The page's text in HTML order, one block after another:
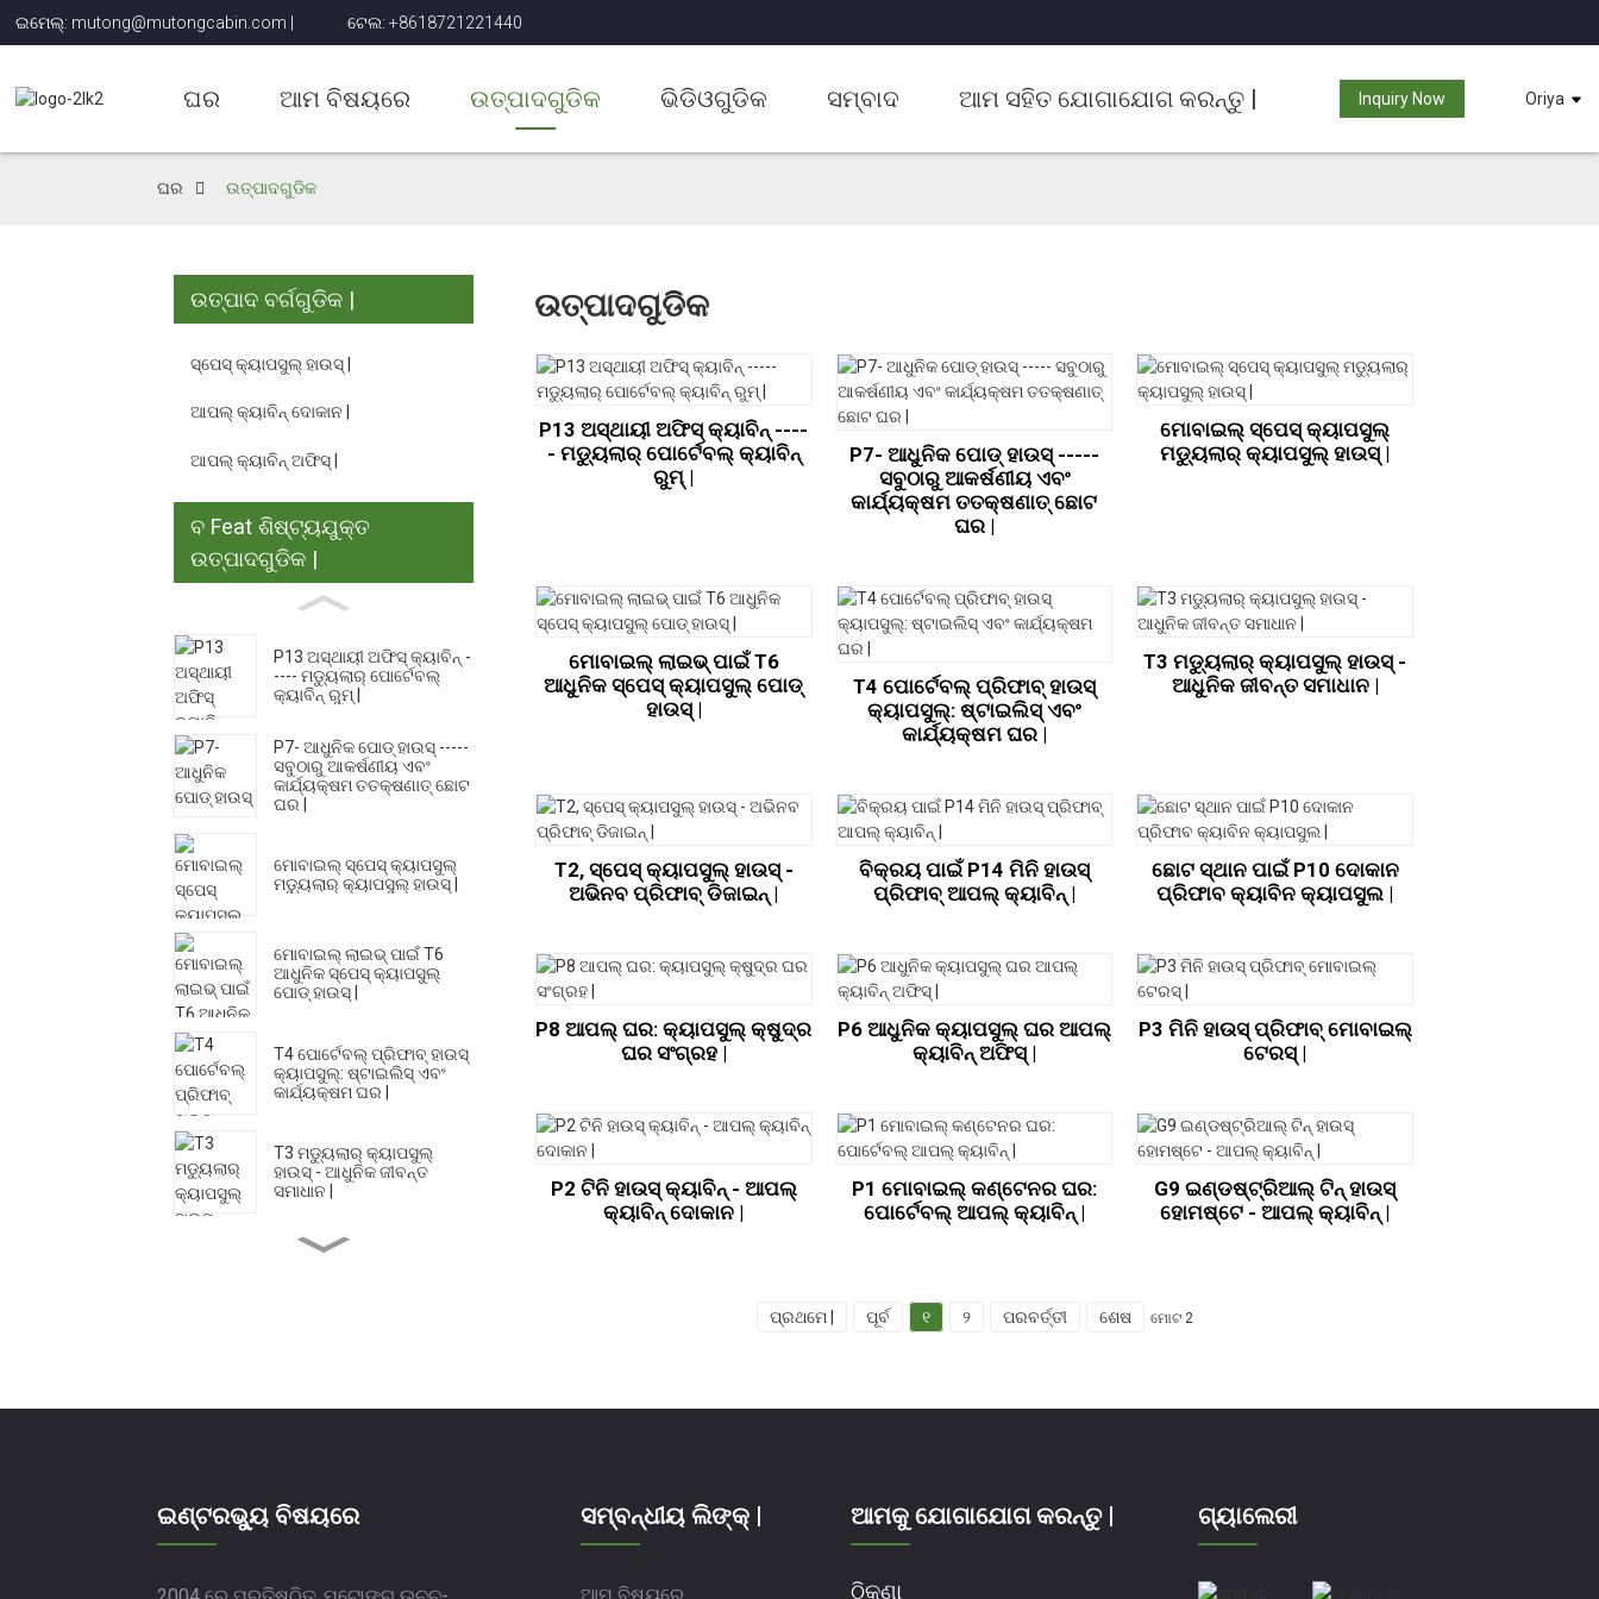
ଇମେଲ୍: mutong@mutongcabin.com | ଟେଲ: +8618721221440
ଘର ଆମ ବିଷୟରେ ଉତ୍ପାଦଗୁଡିକ ଭିଡିଓଗୁଡିକ ସମ୍ବାଦ ଆମ ସହିତ ଯୋଗାଯୋଗ କରନ୍ତୁ | Inquiry Now Oriya
ଘର ଉତ୍ପାଦଗୁଡିକ
ଉତ୍ପାଦ ବର୍ଗଗୁଡିକ |
ସ୍ପେସ୍ କ୍ୟାପସୁଲ୍ ହାଉସ୍ |
ଆପଲ୍ କ୍ୟାବିନ୍ ଦୋକାନ |
ଆପଲ୍ କ୍ୟାବିନ୍ ଅଫିସ୍ |
ବ Feat ଶିଷ୍ଟ୍ୟଯୁକ୍ତ
ଉତ୍ପାଦଗୁଡିକ |
P13 ଅସ୍ଥାୟୀ ଅଫିସ୍ କ୍ୟାବିନ୍ -
---- ମଡ୍ୟୁଲାର୍ ପୋର୍ଟେବଲ୍
କ୍ୟାବିନ୍ ରୁମ୍ |
P7- ଆଧୁନିକ ପୋଡ୍ ହାଉସ୍ -----
ସବୁଠାରୁ ଆକର୍ଷଣୀୟ ଏବଂ
କାର୍ଯ୍ୟକ୍ଷମ ତତକ୍ଷଣାତ୍ ଛୋଟ
ଘର |
ମୋବାଇଲ୍ ସ୍ପେସ୍ କ୍ୟାପସୁଲ୍
ମଡ୍ୟୁଲାର୍ କ୍ୟାପସୁଲ୍ ହାଉସ୍ |
ମୋବାଇଲ୍ ଲାଇଭ୍ ପାଇଁ T6
ଆଧୁନିକ ସ୍ପେସ୍ କ୍ୟାପସୁଲ୍
ପୋଡ୍ ହାଉସ୍ |
T4 ପୋର୍ଟେବଲ୍ ପ୍ରିଫାବ୍ ହାଉସ୍
କ୍ୟାପସୁଲ୍: ଷ୍ଟାଇଲିସ୍ ଏବଂ
କାର୍ଯ୍ୟକ୍ଷମ ଘର |
T3 ମଡ୍ୟୁଲାର୍ କ୍ୟାପସୁଲ୍
ହାଉସ୍ - ଆଧୁନିକ ଜୀବନ୍ତ
ସମାଧାନ |
ଉତ୍ପାଦଗୁଡିକ
P13 ଅସ୍ଥାୟୀ ଅଫିସ୍ କ୍ୟାବିନ୍ ----
- ମଡ୍ୟୁଲାର୍ ପୋର୍ଟେବଲ୍ କ୍ୟାବିନ୍
ରୁମ୍ |
P7- ଆଧୁନିକ ପୋଡ୍ ହାଉସ୍ -----
ସବୁଠାରୁ ଆକର୍ଷଣୀୟ ଏବଂ
କାର୍ଯ୍ୟକ୍ଷମ ତତକ୍ଷଣାତ୍ ଛୋଟ
ଘର |
ମୋବାଇଲ୍ ସ୍ପେସ୍ କ୍ୟାପସୁଲ୍
ମଡ୍ୟୁଲାର୍ କ୍ୟାପସୁଲ୍ ହାଉସ୍ |
ମୋବାଇଲ୍ ଲାଇଭ୍ ପାଇଁ T6
ଆଧୁନିକ ସ୍ପେସ୍ କ୍ୟାପସୁଲ୍ ପୋଡ୍
ହାଉସ୍ |
T4 ପୋର୍ଟେବଲ୍ ପ୍ରିଫାବ୍ ହାଉସ୍
କ୍ୟାପସୁଲ୍: ଷ୍ଟାଇଲିସ୍ ଏବଂ
କାର୍ଯ୍ୟକ୍ଷମ ଘର |
T3 ମଡ୍ୟୁଲାର୍ କ୍ୟାପସୁଲ୍ ହାଉସ୍ -
ଆଧୁନିକ ଜୀବନ୍ତ ସମାଧାନ |
T2, ସ୍ପେସ୍ କ୍ୟାପସୁଲ୍ ହାଉସ୍ -
ଅଭିନବ ପ୍ରିଫାବ୍ ଡିଜାଇନ୍ |
ବିକ୍ରୟ ପାଇଁ P14 ମିନି ହାଉସ୍
ପ୍ରିଫାବ୍ ଆପଲ୍ କ୍ୟାବିନ୍ |
ଛୋଟ ସ୍ଥାନ ପାଇଁ P10 ଦୋକାନ
ପ୍ରିଫାବ କ୍ୟାବିନ କ୍ୟାପସୁଲ |
P8 ଆପଲ୍ ଘର: କ୍ୟାପସୁଲ୍ କ୍ଷୁଦ୍ର
ଘର ସଂଗ୍ରହ |
P6 ଆଧୁନିକ କ୍ୟାପସୁଲ୍ ଘର ଆପଲ୍
କ୍ୟାବିନ୍ ଅଫିସ୍ |
P3 ମିନି ହାଉସ୍ ପ୍ରିଫାବ୍ ମୋବାଇଲ୍
ଟେରସ୍ |
P2 ଟିନି ହାଉସ୍ କ୍ୟାବିନ୍ - ଆପଲ୍
କ୍ୟାବିନ୍ ଦୋକାନ |
P1 ମୋବାଇଲ୍ କଣ୍ଟେନର ଘର:
ପୋର୍ଟେବଲ୍ ଆପଲ୍ କ୍ୟାବିନ୍ |
G9 ଇଣ୍ଡଷ୍ଟ୍ରିଆଲ୍ ଟିନ୍ ହାଉସ୍
ହୋମଷ୍ଟେ - ଆପଲ୍ କ୍ୟାବିନ୍ |
ପ୍ରଥମେ | ପୂର୍ବ ୧ ୨ ପରବର୍ତ୍ତୀ ଶେଷ ମୋଟ 2
ଇଣ୍ଟରଭ୍ୟୁ ବିଷୟରେ ସମ୍ବନ୍ଧୀୟ ଲିଙ୍କ୍ | ଆମକୁ ଯୋଗାଯୋଗ କରନ୍ତୁ |
ଠିକଣା
ଗ୍ୟାଲେରୀ